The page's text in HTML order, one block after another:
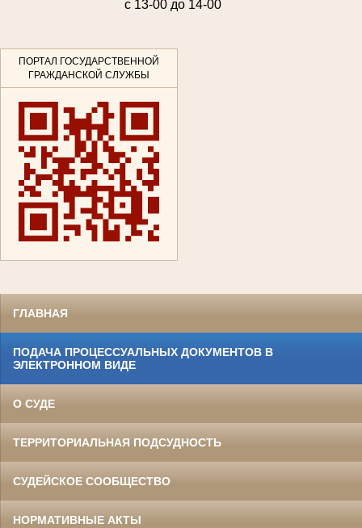
с 13-00 до 14-00
ПОРТАЛ ГОСУДАРСТВЕННОЙ
ГРАЖДАНСКОЙ СЛУЖБЫ
ГЛАВНАЯ
ПОДАЧА ПРОЦЕССУАЛЬНЫХ ДОКУМЕНТОВ В
ЭЛЕКТРОННОМ ВИДЕ
О СУДЕ
ТЕРРИТОРИАЛЬНАЯ ПОДСУДНОСТЬ
СУДЕЙСКОЕ СООБЩЕСТВО
НОРМАТИВНЫЕ АКТЫ